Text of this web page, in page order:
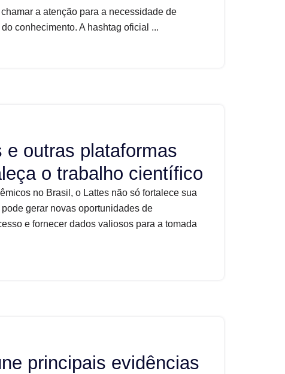
a atenção para a necessidade de
conhecimento. A hashtag oficial ...
outras plataformas
o trabalho científico
no Brasil, o Lattes não só fortalece sua
gerar novas oportunidades de
e fornecer dados valiosos para a tomada
principais evidências